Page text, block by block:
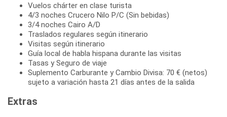
Vuelos chárter en clase turista
4/3 noches Crucero Nilo P/C (Sin bebidas)
3/4 noches Cairo A/D
Traslados regulares según itinerario
Visitas según itinerario
Guía local de habla hispana durante las visitas
Tasas y Seguro de viaje
Suplemento Carburante y Cambio Divisa: 70 € (netos)
sujeto a variación hasta 21 días antes de la salida
Extras